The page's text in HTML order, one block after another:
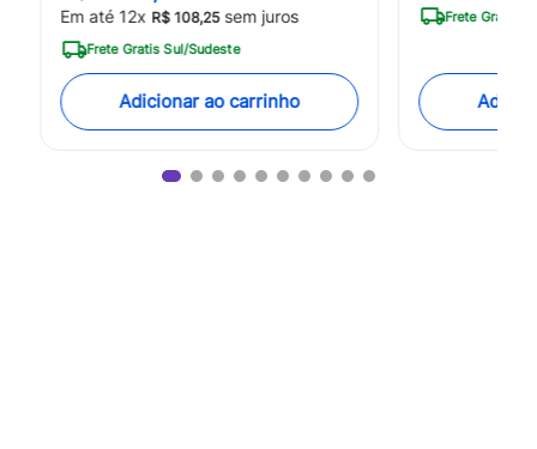
Em até 12x R$ 108,25sem juros
Frete Gratis Sul/Sudeste
Adicionar ao carrinho
Frete Gratis